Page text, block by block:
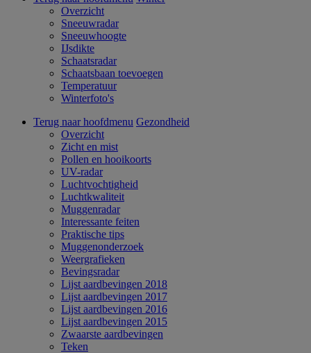
Overzicht
Sneeuwradar
Sneeuwhoogte
IJsdikte
Schaatsradar
Schaatsbaan toevoegen
Temperatuur
Winterfoto's
Terug naar hoofdmenu Gezondheid
Overzicht
Zicht en mist
Pollen en hooikoorts
UV-radar
Luchtvochtigheid
Luchtkwaliteit
Muggenradar
Interessante feiten
Praktische tips
Muggenonderzoek
Weergrafieken
Bevingsradar
Lijst aardbevingen 2018
Lijst aardbevingen 2017
Lijst aardbevingen 2016
Lijst aardbevingen 2015
Zwaarste aardbevingen
Teken